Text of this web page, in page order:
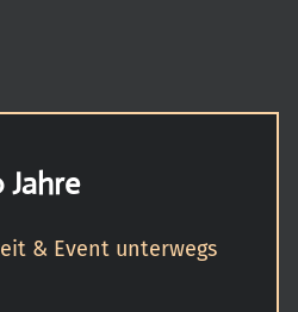
Jahre
& Event unterwegs